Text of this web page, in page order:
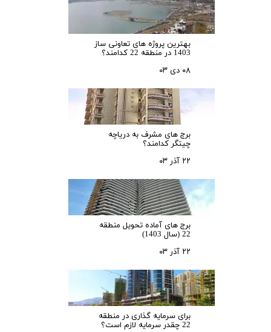
بهترین پروژه های تعاونی ساز
1403 در منطقه 22 کدامند؟
۰۸ دی ۰۳
برج های مشرف به دریاچه
چیتگر کدامند؟
۲۲ آذر ۰۳
برج های آماده تحویل منطقه
22 (سال 1403)
۲۲ آذر ۰۳
برای سرمایه‌ گذاری در منطقه
22 چقدر سرمایه لازم است؟